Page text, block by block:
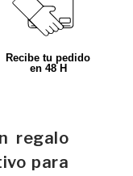
Recibe tu pedido
en 48 H
regalo
para